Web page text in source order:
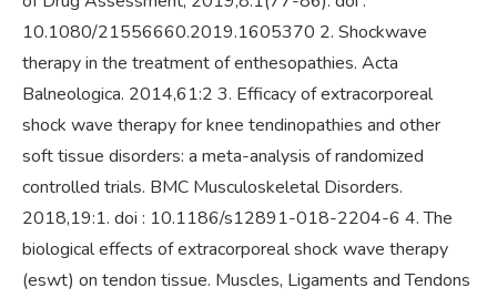
10.1080/21556660.2019.1605370 2. Shockwave
therapy in the treatment of enthesopathies. Acta
Balneologica. 2014,61:2 3. Efficacy of extracorporeal
shock wave therapy for knee tendinopathies and other
soft tissue disorders: a meta-analysis of randomized
controlled trials. BMC Musculoskeletal Disorders.
2018,19:1. doi : 10.1186/s12891-018-2204-6 4. The
biological effects of extracorporeal shock wave therapy
(eswt) on tendon tissue. Muscles, Ligaments and Tendons